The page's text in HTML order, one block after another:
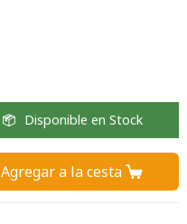
Disponible en Stock
Agregar a la cesta 